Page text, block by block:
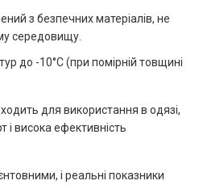
з безпечних матеріалів, не
середовищу.
до -10°C (при помірній товщині
для використання в одязі,
і висока ефективність
і реальні показники